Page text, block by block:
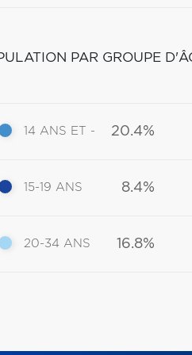
PAR GROUPE
14 ANS ET - 20.4%
15-19 ANS 8.4%
20-34 ANS 16.8%